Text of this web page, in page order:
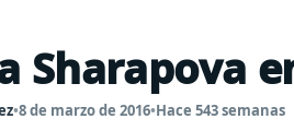
Sharapova
•8 de marzo de 2016•Hace 543 semanas